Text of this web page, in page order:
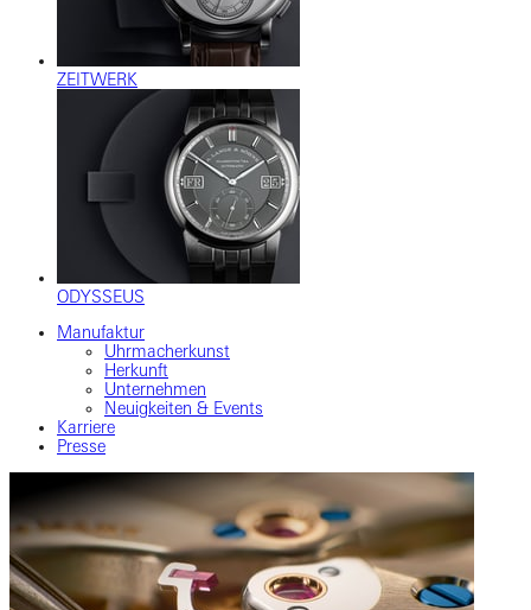
ZEITWERK
ODYSSEUS
Manufaktur
Uhrmacherkunst
Herkunft
Unternehmen
Neuigkeiten & Events
Karriere
Presse